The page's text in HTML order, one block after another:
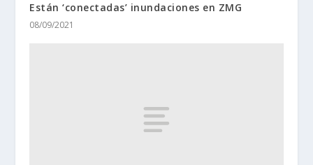
Están ‘conectadas’ inundaciones en ZMG
08/09/2021